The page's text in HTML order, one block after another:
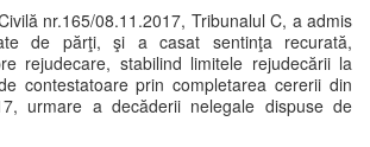
nr.165/08.11.2017, Tribunalul C, a admis
de părţi, şi a casat sentinţa recurată,
rejudecare, stabilind limitele rejudecării la
contestatoare prin completarea cererii din
urmare a decăderii nelegale dispuse de